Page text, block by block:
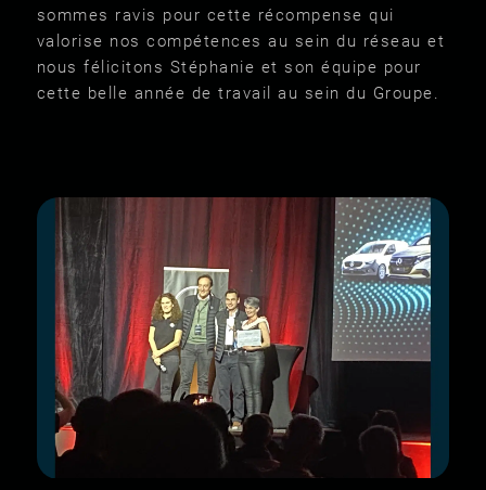
sommes ravis pour cette récompense qui
valorise nos compétences au sein du réseau et
nous félicitons Stéphanie et son équipe pour
cette belle année de travail au sein du Groupe.